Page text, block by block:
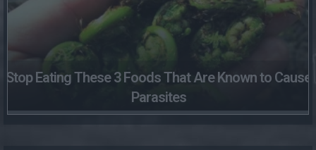
Stop Eating These 3 Foods That Are Known to Cause
Parasites